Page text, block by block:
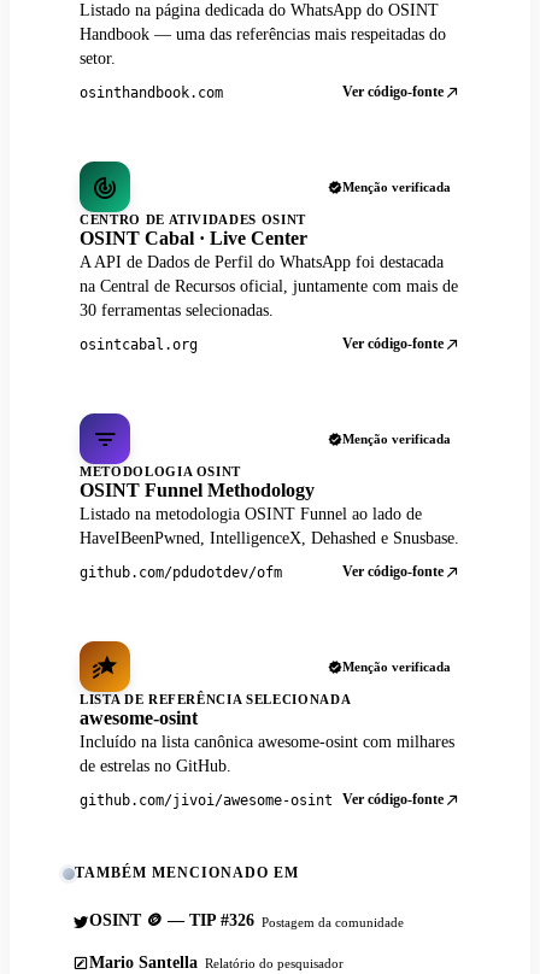
Listado na página dedicada do WhatsApp do OSINT
Handbook — uma das referências mais respeitadas do
setor.
osinthandbook.com Ver código-fonte
Menção verificada
CENTRO DE ATIVIDADES OSINT
OSINT Cabal · Live Center
A API de Dados de Perfil do WhatsApp foi destacada
na Central de Recursos oficial, juntamente com mais de
30 ferramentas selecionadas.
osintcabal.org Ver código-fonte
Menção verificada
METODOLOGIA OSINT
OSINT Funnel Methodology
Listado na metodologia OSINT Funnel ao lado de
HaveIBeenPwned, IntelligenceX, Dehashed e Snusbase.
github.com/pdudotdev/ofm Ver código-fonte
Menção verificada
LISTA DE REFERÊNCIA SELECIONADA
awesome-osint
Incluído na lista canônica awesome-osint com milhares
de estrelas no GitHub.
github.com/jivoi/awesome-osint Ver código-fonte
TAMBÉM MENCIONADO EM
OSINT 🪙 — TIP #326 Postagem da comunidade
Mario Santella Relatório do pesquisador